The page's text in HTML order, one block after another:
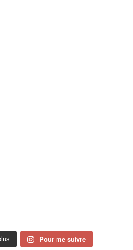
Pour me suivre